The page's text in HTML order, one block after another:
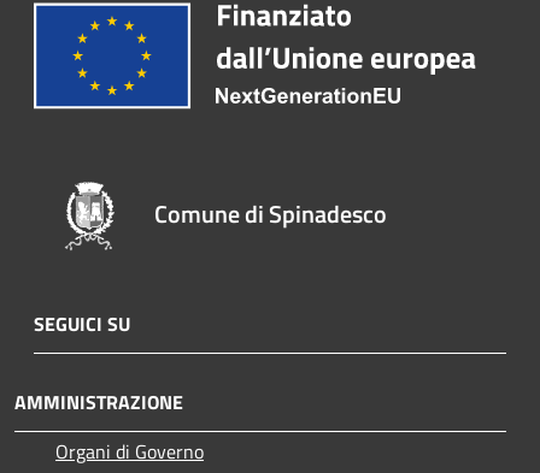
Comune di Spinadesco
SEGUICI SU
AMMINISTRAZIONE
Organi di Governo